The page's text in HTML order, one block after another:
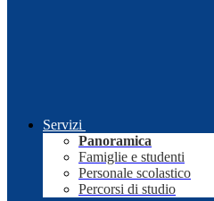
Servizi
Panoramica
Famiglie e studenti
Personale scolastico
Percorsi di studio